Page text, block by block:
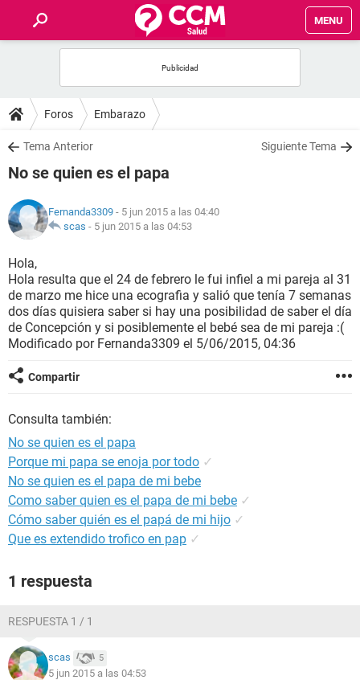
MENU
FOROS
SALUD
NUTRICIÓN
BIENESTAR
SEXUALIDAD
GLOSARIO
Foros Embarazo
Tema Anterior Siguiente Tema
No se quien es el papa
Fernanda3309 - 5 jun 2015 a las 04:40
scas - 5 jun 2015 a las 04:53
Hola,
Hola resulta que el 24 de febrero le fui infiel a mi pareja al 31
de marzo me hice una ecografia y salió que tenía 7 semanas
dos días quisiera saber si hay una posibilidad de saber el día
de Concepción y si posiblemente el bebé sea de mi pareja :(
Modificado por Fernanda3309 el 5/06/2015, 04:36
Compartir
Consulta también:
No se quien es el papa
Porque mi papa se enoja por todo ✓
No se quien es el papa de mi bebe
Como saber quien es el papa de mi bebe ✓
Cómo saber quién es el papá de mi hijo ✓
Que es extendido trofico en pap ✓
1 respuesta
RESPUESTA 1 / 1
scas 5
5 jun 2015 a las 04:53